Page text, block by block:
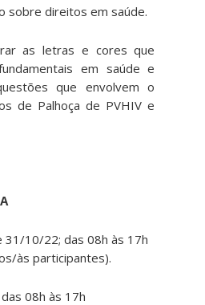
sobre direitos em saúde.
as letras e cores que
em saúde e
que envolvem o
de Palhoça de PVHIV e
31/10/22; das 08h às 17h
às participantes).
08h às 17h